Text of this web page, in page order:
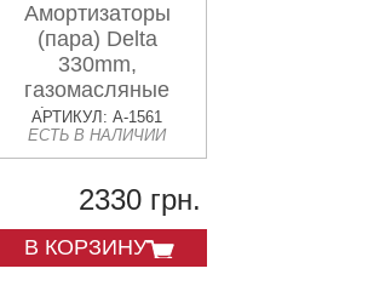
Амортизаторы
(пара) Delta
330mm,
газомасляные
(оранжевые
+паутина)
KOMATCU (mod.A)
АРТИКУЛ: A-1561
ЕСТЬ В НАЛИЧИИ
2330 грн.
В КОРЗИНУ